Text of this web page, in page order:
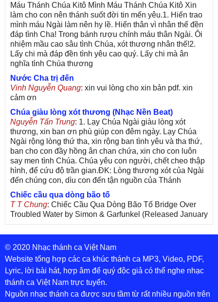
Máu Thánh Chúa Kitô Mình Máu Thánh Chúa Kitô Xin
làm cho con nên thánh suốt đời tin mến yêu.1. Hiến trao
mình máu Ngài làm nên hy lề. Hiến thân vì nhân thế đền
đáp tình Cha! Trong bánh rượu chính máu thân Ngài. Ôi
nhiệm mầu cao sâu tình Chúa, xót thương nhân thế!2.
Lấy chi mà đáp đền tình yêu cao quý. Lấy chi mà ân
nghĩa tình Chúa thương
Nước Cha trị đến
Vinh Nguyễn Quang: xin vui lòng cho xin bản pdf. xin
cảm ơn
Chúa giàu lòng xót thương (Nhạc Nền Beat)
Nguyễn Tấn Trung: 1. Lạy Chúa Ngài giàu lòng xót
thương, xin ban ơn phù giúp con đêm ngày. Lạy Chúa
Ngài rộng lòng thứ tha, xin rộng ban tình yêu và tha thứ,
ban cho con đầy hồng ân chan chứa, xin cho con luôn
say men tình Chúa. Chúa yêu con người, chết cheo thập
hình, để cứu độ trần gian.ĐK: Lòng thương xót của Ngài
đến chúng con, dìu con đến tận nguồn của Thánh
Chiếc cầu qua dòng bão tố
T T Chung: Chiếc Cầu Qua Dòng Bão Tố Bridge Over
Troubled Water by Simon & Garfunkel (Released January
26, 1970) Lời Việt: Nhạc Sĩ Vũ Đức Nghiêm Trình Bày:
Chung Tử Lưu
De Colores! (Lời Việt)
Son Vu: Bài hát có lời chưa.Cám ơn
Bài ca dâng Mẹ
thuc : xin lòi bài hat ,bai ca dang me.gia ân
Theo gương Mẹ, con lên đường
© 2020 Nhạc thánh ca Việt Nam
Website tổng hợp các ca khúc thánh ca MP3, Video, PDF,
Lyric, lời bài hát, hợp âm để quý độc giả có thể nghe nhạc
thánh ca Việt Nam trực tuyến.
Nguồn nhạc thánh ca được sưu tầm từ rất nhiều nguồn trên